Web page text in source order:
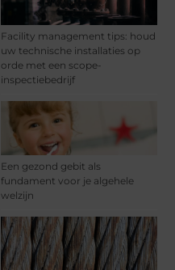
Facility management tips: houd
uw technische installaties op
orde met een scope-
inspectiebedrijf
Een gezond gebit als
fundament voor je algehele
welzijn